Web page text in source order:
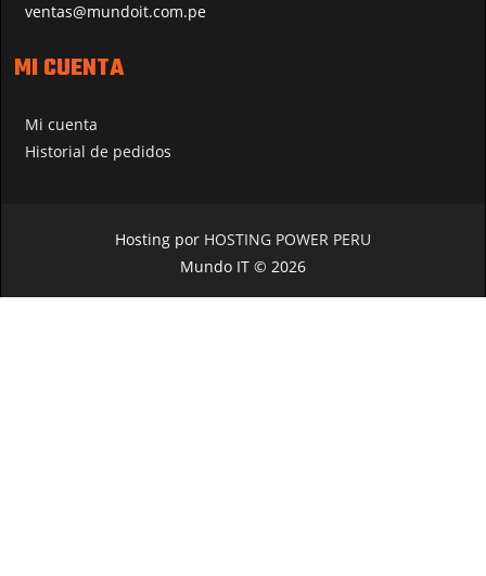
ventas@mundoit.com.pe
MI CUENTA
Mi cuenta
Historial de pedidos
Hosting por HOSTING POWER PERU
Mundo IT © 2026